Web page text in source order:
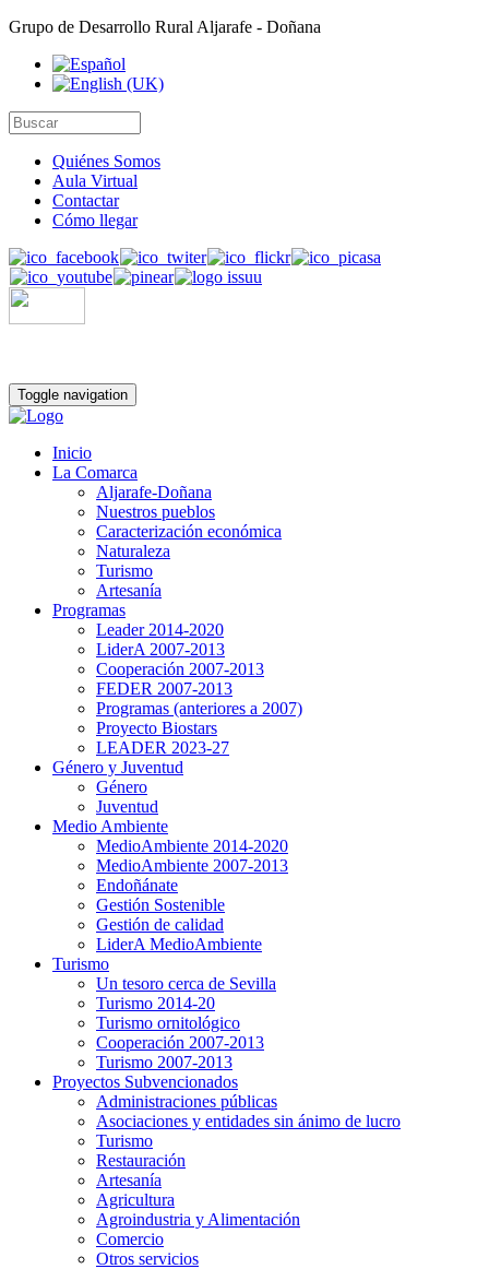
Grupo de Desarrollo Rural Aljarafe - Doñana
Quiénes Somos
Aula Virtual
Contactar
Cómo llegar
Toggle navigation
Inicio
La Comarca
Aljarafe-Doñana
Nuestros pueblos
Caracterización económica
Naturaleza
Turismo
Artesanía
Programas
Leader 2014-2020
LiderA 2007-2013
Cooperación 2007-2013
FEDER 2007-2013
Programas (anteriores a 2007)
Proyecto Biostars
LEADER 2023-27
Género y Juventud
Género
Juventud
Medio Ambiente
MedioAmbiente 2014-2020
MedioAmbiente 2007-2013
Endoñánate
Gestión Sostenible
Gestión de calidad
LiderA MedioAmbiente
Turismo
Un tesoro cerca de Sevilla
Turismo 2014-20
Turismo ornitológico
Cooperación 2007-2013
Turismo 2007-2013
Proyectos Subvencionados
Administraciones públicas
Asociaciones y entidades sin ánimo de lucro
Turismo
Restauración
Artesanía
Agricultura
Agroindustria y Alimentación
Comercio
Otros servicios